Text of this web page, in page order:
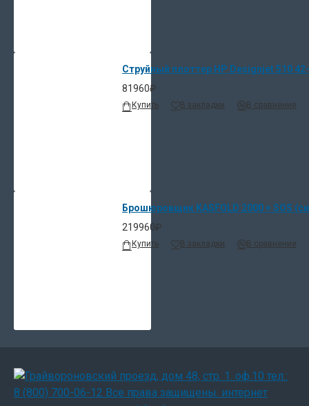
Струйный плоттер HP Designjet 510
81960₽
Купить В закладки В сравнение
Брошюровщик KASFOLD 2000 + SOS
219960₽
Купить В закладки В сравнение